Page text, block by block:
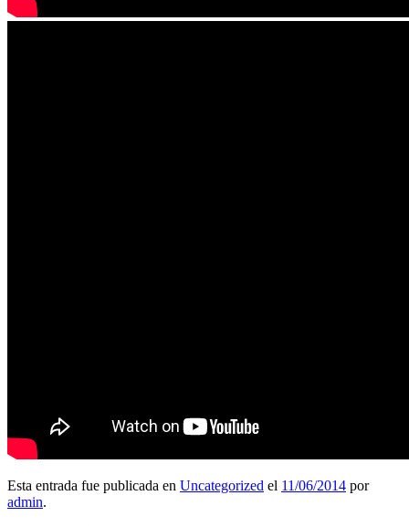
Esta entrada fue publicada en Uncategorized el 11/06/2014 por
admin.